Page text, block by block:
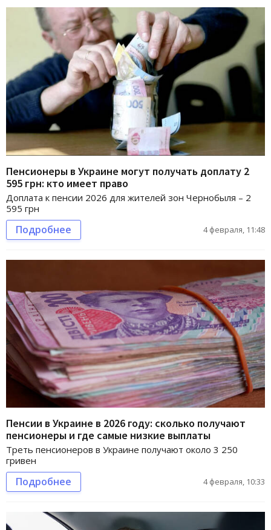
Пенсионеры в Украине могут получать доплату 2
595 грн: кто имеет право
Доплата к пенсии 2026 для жителей зон Чернобыля – 2
595 грн
Подробнее 4 февраля, 11:48
Пенсии в Украине в 2026 году: сколько получают
пенсионеры и где самые низкие выплаты
Треть пенсионеров в Украине получают около 3 250
гривен
Подробнее 4 февраля, 10:33